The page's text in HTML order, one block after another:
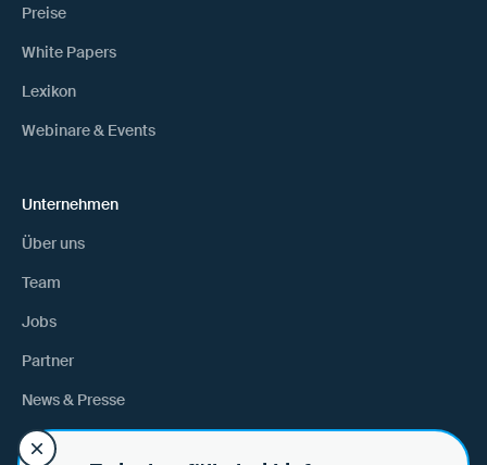
Preise
White Papers
Lexikon
Webinare & Events
Unternehmen
Über uns
Team
Jobs
Partner
News & Presse
Anfahrt